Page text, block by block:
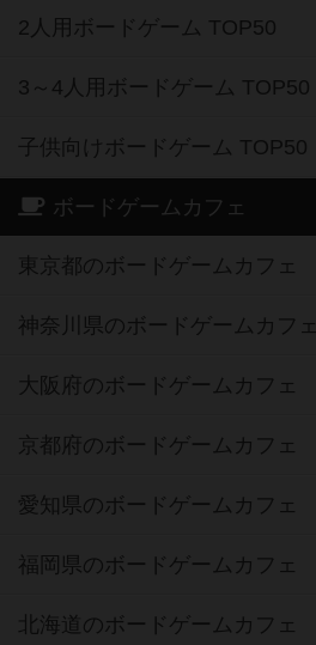
2人用ボードゲーム TOP50
3～4人用ボードゲーム TOP50
子供向けボードゲーム TOP50
ボードゲームカフェ
東京都のボードゲームカフェ
神奈川県のボードゲームカフェ
大阪府のボードゲームカフェ
京都府のボードゲームカフェ
愛知県のボードゲームカフェ
福岡県のボードゲームカフェ
北海道のボードゲームカフェ